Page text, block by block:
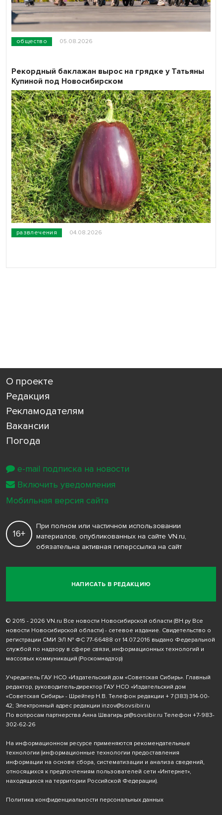
общество 05.08.2026
развлечения 04.08.2026
Рекордный баклажан вырос на грядке у Татьяны
Купиной под Новосибирском
О проекте
Редакция
Рекламодателям
Вакансии
Погода
НАПИСАТЬ В РЕДАКЦИЮ
16+
При полном или частичном использовании
материалов, опубликованных на сайте VN.ru,
обязательна активная гиперссылка на сайт
© 2015 - 2026 VN.ru Все новости Новосибирской области (ВН.ру Все
новости Новосибирской области) - сетевое издание. Свидетельство о
регистрации СМИ ЭЛ № ФС 77-66488 от 14.07.2016 выдано Федеральной
службой по надзору в сфере связи, информационных технологий и
массовых коммуникаций (Роскомнадзор)
Учредитель ГАУ НСО «Издательский дом «Советская Сибирь». Главный
редактор, руководитель-директор ГАУ НСО «Издательский дом
«Советская Сибирь» - Шрейтер Н.В. Телефон редакции + 7 (383) 314-00-
42; Электронный адрес редакции inzov@sovsibir.ru
По вопросам партнерства Анна Швагирь pr@sovsibir.ru Телефон +7-983-
302-62-26
На информационном ресурсе применяются рекомендательные
технологии (информационные технологии предоставления
информации на основе сбора, систематизации и анализа сведений,
относящихся к предпочтениям пользователей сети «Интернет»,
находящихся на территории Российской Федерации).
Политика конфиденциальности персональных данных
e-mail подписка на новости
Включить уведомления
Мобильная версия сайта